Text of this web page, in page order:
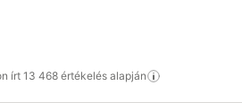
írt 13 468 értékelésalapján